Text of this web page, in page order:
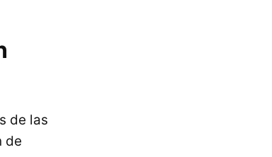
de las
de